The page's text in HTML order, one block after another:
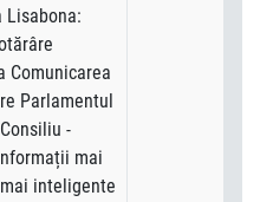
Lisabona:
Comunicarea
Parlamentul
-
mai
inteligente